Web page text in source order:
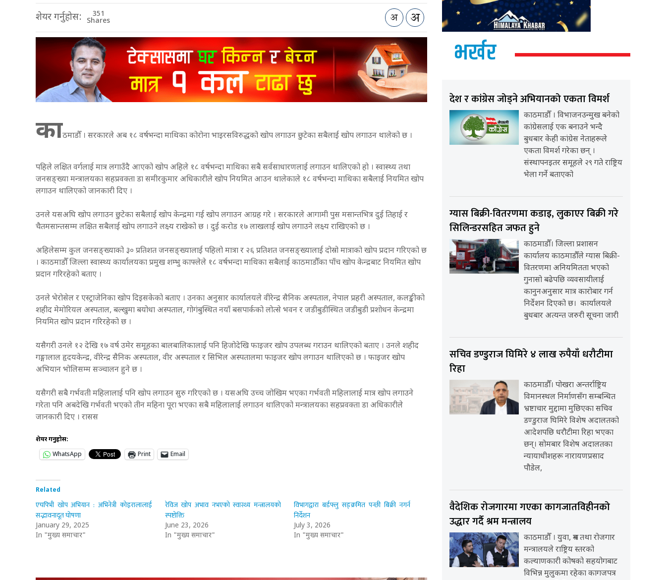
शेयर गर्नुहोस: 351
Shares
काठमाडौँ । सरकारले अब १८ वर्षभन्दा माथिका कोरोना भाइरसविरुद्धको खोप लगाउन छुटेका सबैलाई खोप लगाउन थालेको छ ।
पहिले लक्षित वर्गलाई मात्र लगाउँदै आएको खोप अहिले १८ वर्षभन्दा माथिका सबै सर्वसाधारणलाई लगाउन थालिएको हो । स्वास्थ्य तथा
जनसङ्ख्या मन्त्रालयका सहप्रवक्ता डा समीरकुमार अधिकारीले खोप नियमित आउन थालेकाले १८ वर्षभन्दा माथिका सबैलाई नियमित खोप
लगाउन थालिएको जानकारी दिए ।
उनले यसअघि खोप लगाउन छुटेका सबैलाई खोप केन्द्रमा गई खोप लगाउन आग्रह गरे । सरकारले आगामी पुस मसान्तभित्र दुई तिहाई र
चैतमसान्तसम्म लक्षित सबैलाई खोप लगाउने लक्ष्य राखेको छ । दुई करोड १७ लाखलाई खोप लगाउने लक्ष्य राखिएको छ ।
अहिलेसम्म कुल जनसङ्ख्याको ३० प्रतिशत जनसङ्ख्यालाई पहिलो मात्रा र २६ प्रतिशत जनसङ्ख्यालाई दोस्रो मात्राको खोप प्रदान गरिएको छ
। काठमाडौँ जिल्ला स्वास्थ्य कार्यालयका प्रमुख शम्भु काफ्लेले १८ वर्षभन्दा माथिका सबैलाई काठमाडौँका पाँच खोप केन्द्रबाट नियमित खोप
प्रदान गरिरहेको बताए ।
उनले भेरोसेल र एस्ट्राजेनिका खोप दिइसकेको बताए । उनका अनुसार कार्यालयले वीरेन्द्र सैनिक अस्पताल, नेपाल प्रहरी अस्पताल, कलङ्कीको
शहीद मेमोरियल अस्पताल, बल्खुमा बयोधा अस्पताल, गोगंबुस्थित नयाँ बसपार्कको लोत्से भवन र जडीबुडीस्थित जडीबुडी प्रशोधन केन्द्रमा
नियमित खोप प्रदान गरिरहेको छ ।
यसैगरी उनले १२ देखि १७ वर्ष उमेर समूहका बालबालिकालाई पनि हिजोदेखि फाइजर खोप उपलब्ध गराउन थालिएको बताए । उनले शहीद
गङ्गालाल हृदयकेन्द्र, वीरेन्द्र सैनिक अस्पताल, वीर अस्पताल र सिभिल अस्पतालमा फाइजर खोप लगाउन थालिएको छ । फाइजर खोप
अभियान भोलिसम्म सञ्चालन हुने छ ।
यसैगरी सबै गर्भवती महिलालाई पनि खोप लगाउन सुरु गरिएको छ । यसअघि उच्च जोखिम भएका गर्भवती महिलालाई मात्र खोप लगाउने
गरेता पनि अबदेखि गर्भवती भएको तीन महिना पूरा भएका सबै महिलालाई लगाउन थालिएको मन्त्रालयका सहप्रवक्ता डा अधिकारीले
जानकारी दिए । रासस
शेयर गर्नुहोस:
WhatsApp
Print Email
Related
एचपिभी खोप अभियान : अभिनेत्री कोइरालालाई
सद्भावनादूत घोषणा
January 29, 2025
In "मुख्य समाचार"
रेविज खोप अभाव नभएको स्वास्थ्य मन्त्रालयको
स्पष्टोक्ति
June 23, 2026
In "मुख्य समाचार"
विभागद्वारा बर्डफ्लु सङ्क्रमित पन्छी बिक्री नगर्न
निर्देशन
July 3, 2026
In "मुख्य समाचार"
भर्खर
देश र कांग्रेस जोड्ने अभियानको एकता विमर्श
काठमाडौँ । विभाजनउन्मुख बनेको
कांग्रेसलाई एक बनाउने भन्दै
बुधबार केही कांग्रेस नेताहरूले
एकता विमर्श गरेका छन् ।
संस्थापनइतर समूहले २९ गते राष्ट्रिय
भेला गर्ने बताएको
ग्यास बिक्री-वितरणमा कडाइ, लुकाएर बिक्री गरे
सिलिन्डरसहित जफत हुने
काठमाडौँ। जिल्ला प्रशासन
कार्यालय काठमाडौँले ग्यास बिक्री-
वितरणमा अनियमितता भएको
गुनासो बढेपछि व्यवसायीलाई
कानुनअनुसार मात्र कारोबार गर्न
निर्देशन दिएको छ। कार्यालयले
बुधबार अत्यन्त जरुरी सूचना जारी
सचिव डण्डुराज घिमिरे ४ लाख रुपैयाँ धरौटीमा
रिहा
काठमाडौँ। पोखरा अन्तर्राष्ट्रिय
विमानस्थल निर्माणसँग सम्बन्धित
भ्रष्टाचार मुद्दामा मुछिएका सचिव
डण्डुराज घिमिरे विशेष अदालतको
आदेशपछि धरौटीमा रिहा भएका
छन्। सोमबार विशेष अदालतका
न्यायाधीशहरू नारायणप्रसाद
पौडेल,
वैदेशिक रोजगारमा गएका कागजातविहीनको
उद्धार गर्दै श्रम मन्त्रालय
काठमाडौँ । युवा, श्रम तथा रोजगार
मन्त्रालयले राष्ट्रिय स्तरको
कल्याणकारी कोषको सहयोगबाट
विभिन्न मुलुकमा रहेका कागजपत्र